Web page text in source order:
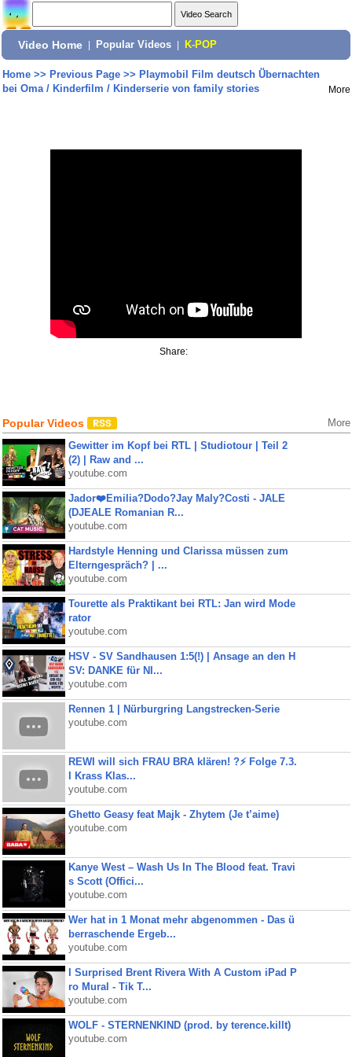
Video Home Popular Videos K-POP
Home>> Previous Page>> Playmobil Film deutsch Ü̈bernachten
bei Oma / Kinderfilm / Kinderserie von family stories
More
Share:
Popular Videos More
Gewitter im Kopf bei RTL | Studiotour | Teil 2
(2) | Raw and ...
youtube.com
Jador❤️Emilia?Dodo?Jay Maly?Costi - JALE
(DJEALE Romanian R...
youtube.com
Hardstyle Henning und Clarissa müssen zum
Elterngespräch? | ...
youtube.com
Tourette als Praktikant bei RTL: Jan wird Mode
rator
youtube.com
HSV - SV Sandhausen 1:5(!) | Ansage an den H
SV: DANKE für NI...
youtube.com
Rennen 1 | Nürburgring Langstrecken-Serie
youtube.com
REWI will sich FRAU BRA klären! ?⚡️ Folge 7.3.
I Krass Klas...
youtube.com
Ghetto Geasy feat Majk - Zhytem (Je t’aime)
youtube.com
Kanye West – Wash Us In The Blood feat. Travi
s Scott (Offici...
youtube.com
Wer hat in 1 Monat mehr abgenommen - Das ü
berraschende Ergeb...
youtube.com
I Surprised Brent Rivera With A Custom iPad P
ro Mural - Tik T...
youtube.com
WOLF - STERNENKIND (prod. by terence.killt)
youtube.com